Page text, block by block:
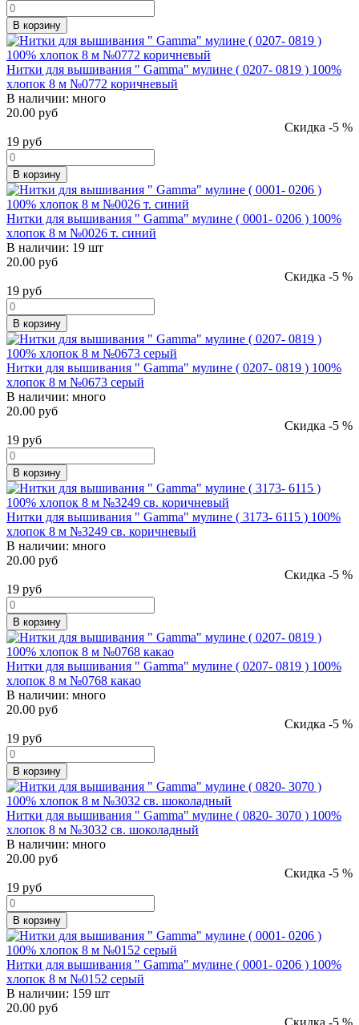
В корзину
Нитки для вышивания " Gamma" мулине ( 0207- 0819 ) 100%
хлопок 8 м №0772 коричневый
В наличии: много
20.00 руб
Скидка -5 %
19 руб
В корзину
Нитки для вышивания " Gamma" мулине ( 0001- 0206 ) 100%
хлопок 8 м №0026 т. синий
В наличии: 19 шт
20.00 руб
Скидка -5 %
19 руб
В корзину
Нитки для вышивания " Gamma" мулине ( 0207- 0819 ) 100%
хлопок 8 м №0673 серый
В наличии: много
20.00 руб
Скидка -5 %
19 руб
В корзину
Нитки для вышивания " Gamma" мулине ( 3173- 6115 ) 100%
хлопок 8 м №3249 св. коричневый
В наличии: много
20.00 руб
Скидка -5 %
19 руб
В корзину
Нитки для вышивания " Gamma" мулине ( 0207- 0819 ) 100%
хлопок 8 м №0768 какао
В наличии: много
20.00 руб
Скидка -5 %
19 руб
В корзину
Нитки для вышивания " Gamma" мулине ( 0820- 3070 ) 100%
хлопок 8 м №3032 св. шоколадный
В наличии: много
20.00 руб
Скидка -5 %
19 руб
В корзину
Нитки для вышивания " Gamma" мулине ( 0001- 0206 ) 100%
хлопок 8 м №0152 серый
В наличии: 159 шт
20.00 руб
Скидка -5 %